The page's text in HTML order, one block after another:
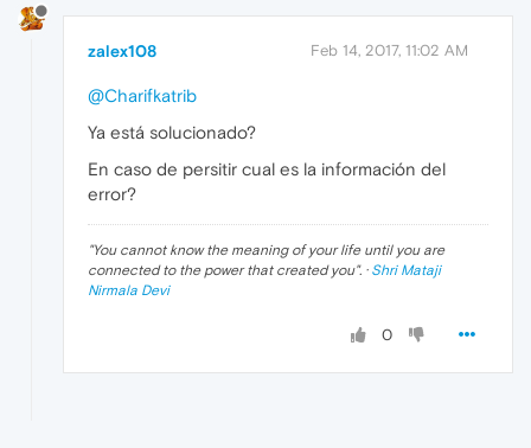
zalex108 Feb 14, 2017, 11:02 AM
@Charifkatrib
Ya está solucionado?
En caso de persitir cual es la información del
error?
"You cannot know the meaning of your life until you are
connected to the power that created you". · Shri Mataji
Nirmala Devi
0